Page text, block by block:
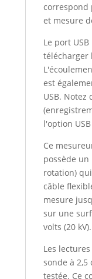
correspond
et mesure
Le port
télécharger
est
USB.
l'option
Ce
possède
rotation)
câble
mesure
sur une
volts (20 kV).
Les
sonde à 2,5
testée. Ce